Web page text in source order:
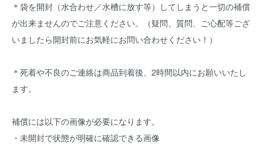
＊袋を開封（水合わせ／水槽に放す等）してしまうと一切の補償
が出来ませんのでご注意ください。（疑問、質問、ご心配等ござ
いましたら開封前にお気軽にお問い合わせください！）
＊死着や不良のご連絡は商品到着後、2時間以内にお願いいたし
ます。
補償には以下の画像が必要になります。
・未開封で状態が明確に確認できる画像